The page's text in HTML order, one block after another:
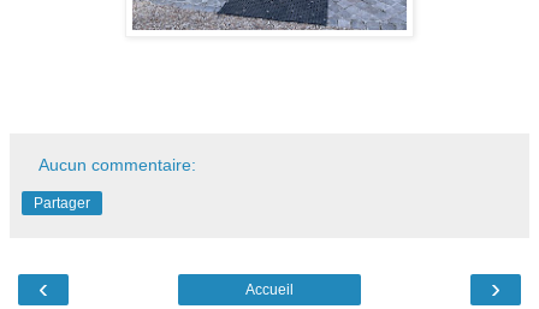
Aucun commentaire:
Partager
‹ ›
Accueil